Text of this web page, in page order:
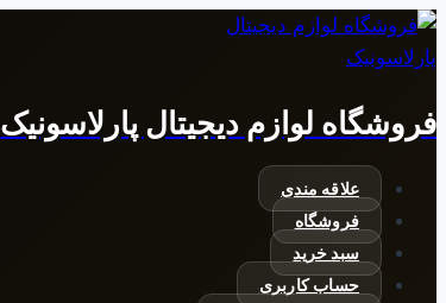
بازگشت
به
فروشگاه لوازم دیجیتال پارلاسونیک
علاقه مندی
فروشگاه
سبد خرید
حساب کاربری